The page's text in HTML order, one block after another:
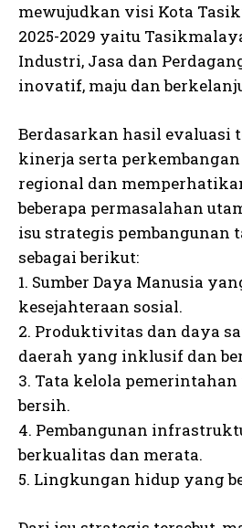
mewujudkan visi Kota
2025-2029 yaitu
Industri, Jasa dan
inovatif, maju dan
Berdasarkan hasil evaluasi
kinerja serta
regional dan
beberapa permasalahan
isu strategis pembangunan
sebagai berikut:
1. Sumber Daya Manusia
kesejahteraan sosial.
2. Produktivitas dan daya
daerah yang inklusif dan
3. Tata kelola
bersih.
4. Pembangunan
berkualitas dan merata.
5. Lingkungan hidup yang